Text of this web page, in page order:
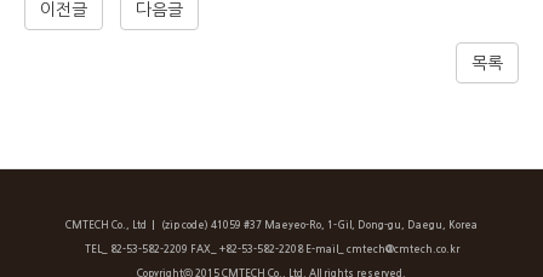
이전글 다음글
목록
CMTECH Co., Ltd ㅣ (zip code) 41059 #37 Maeyeo-Ro, 1-Gil, Dong-gu, Daegu, Korea
TEL_ 82-53-582-2209 FAX_ +82-53-582-2208 E-mail_ cmtech@cmtech.co.kr
Copyrightⓒ 2015 CMTECH Co., Ltd. All rights reserved.